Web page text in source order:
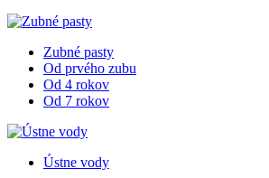
Zubné pasty
Od prvého zubu
Od 4 rokov
Od 7 rokov
Ústne vody